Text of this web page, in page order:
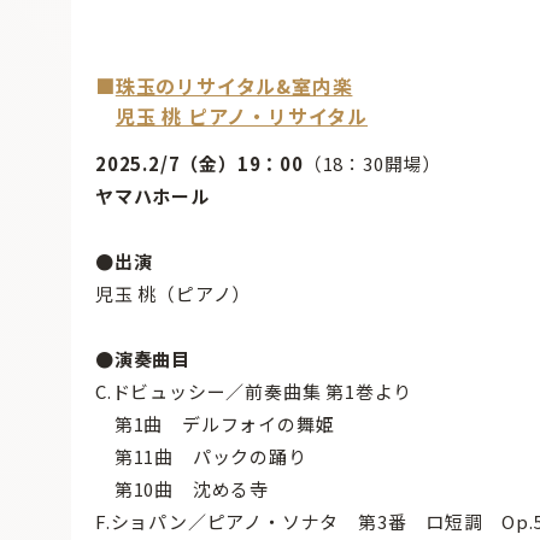
■珠玉のリサイタル&室内楽
児玉 桃 ピアノ・リサイタル
2025.2/7（金）19：00 （18：30開場）
ヤマハホール
●出演
児玉 桃（ピアノ）
●演奏曲目
C.ドビュッシー／前奏曲集 第1巻より
第1曲 デルフォイの舞姫
第11曲 パックの踊り
第10曲 沈める寺
F.ショパン／ピアノ・ソナタ 第3番 ロ短調